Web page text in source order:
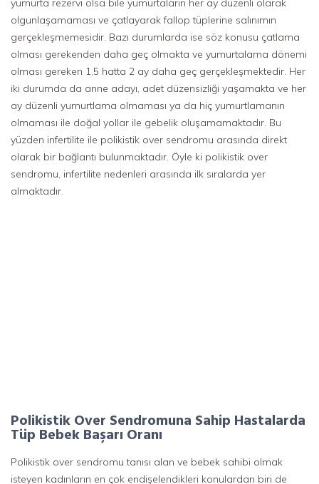
yumurta rezervi olsa bile yumurtaların her ay düzenli olarak
olgunlaşamaması ve çatlayarak fallop tüplerine salınımın
gerçekleşmemesidir. Bazı durumlarda ise söz konusu çatlama
olması gerekenden daha geç olmakta ve yumurtalama dönemi
olması gereken 1,5 hatta 2 ay daha geç gerçekleşmektedir. Her
iki durumda da anne adayı, adet düzensizliği yaşamakta ve her
ay düzenli yumurtlama olmaması ya da hiç yumurtlamanın
olmaması ile doğal yollar ile gebelik oluşamamaktadır. Bu
yüzden infertilite ile polikistik over sendromu arasında direkt
olarak bir bağlantı bulunmaktadır. Öyle ki polikistik over
sendromu, infertilite nedenleri arasında ilk sıralarda yer
almaktadır.
Polikistik Over Sendromuna Sahip Hastalarda
Tüp Bebek Başarı Oranı
Polikistik over sendromu tanısı alan ve bebek sahibi olmak
isteyen kadınların en çok endişelendikleri konulardan biri de